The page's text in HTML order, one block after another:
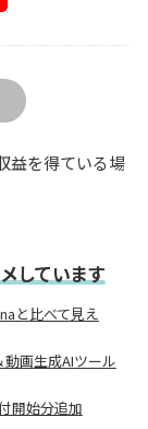
益を得ている場
しています
と比べて見え
画生成AIツール
開始分追加